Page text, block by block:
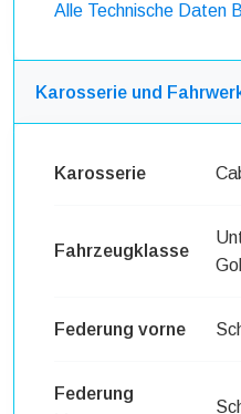
Alle Technische Daten
Karosserie und
Karosserie
Fahrzeugklasse
Federung vorne
Federung